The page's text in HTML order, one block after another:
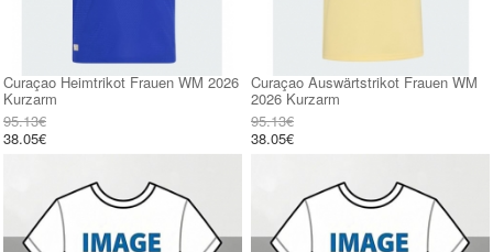
Curaçao Heimtrikot Frauen WM 2026
Kurzarm
95.13€
38.05€
Curaçao Auswärtstrikot Frauen WM
2026 Kurzarm
95.13€
38.05€